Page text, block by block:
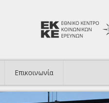
Επικοινωνία